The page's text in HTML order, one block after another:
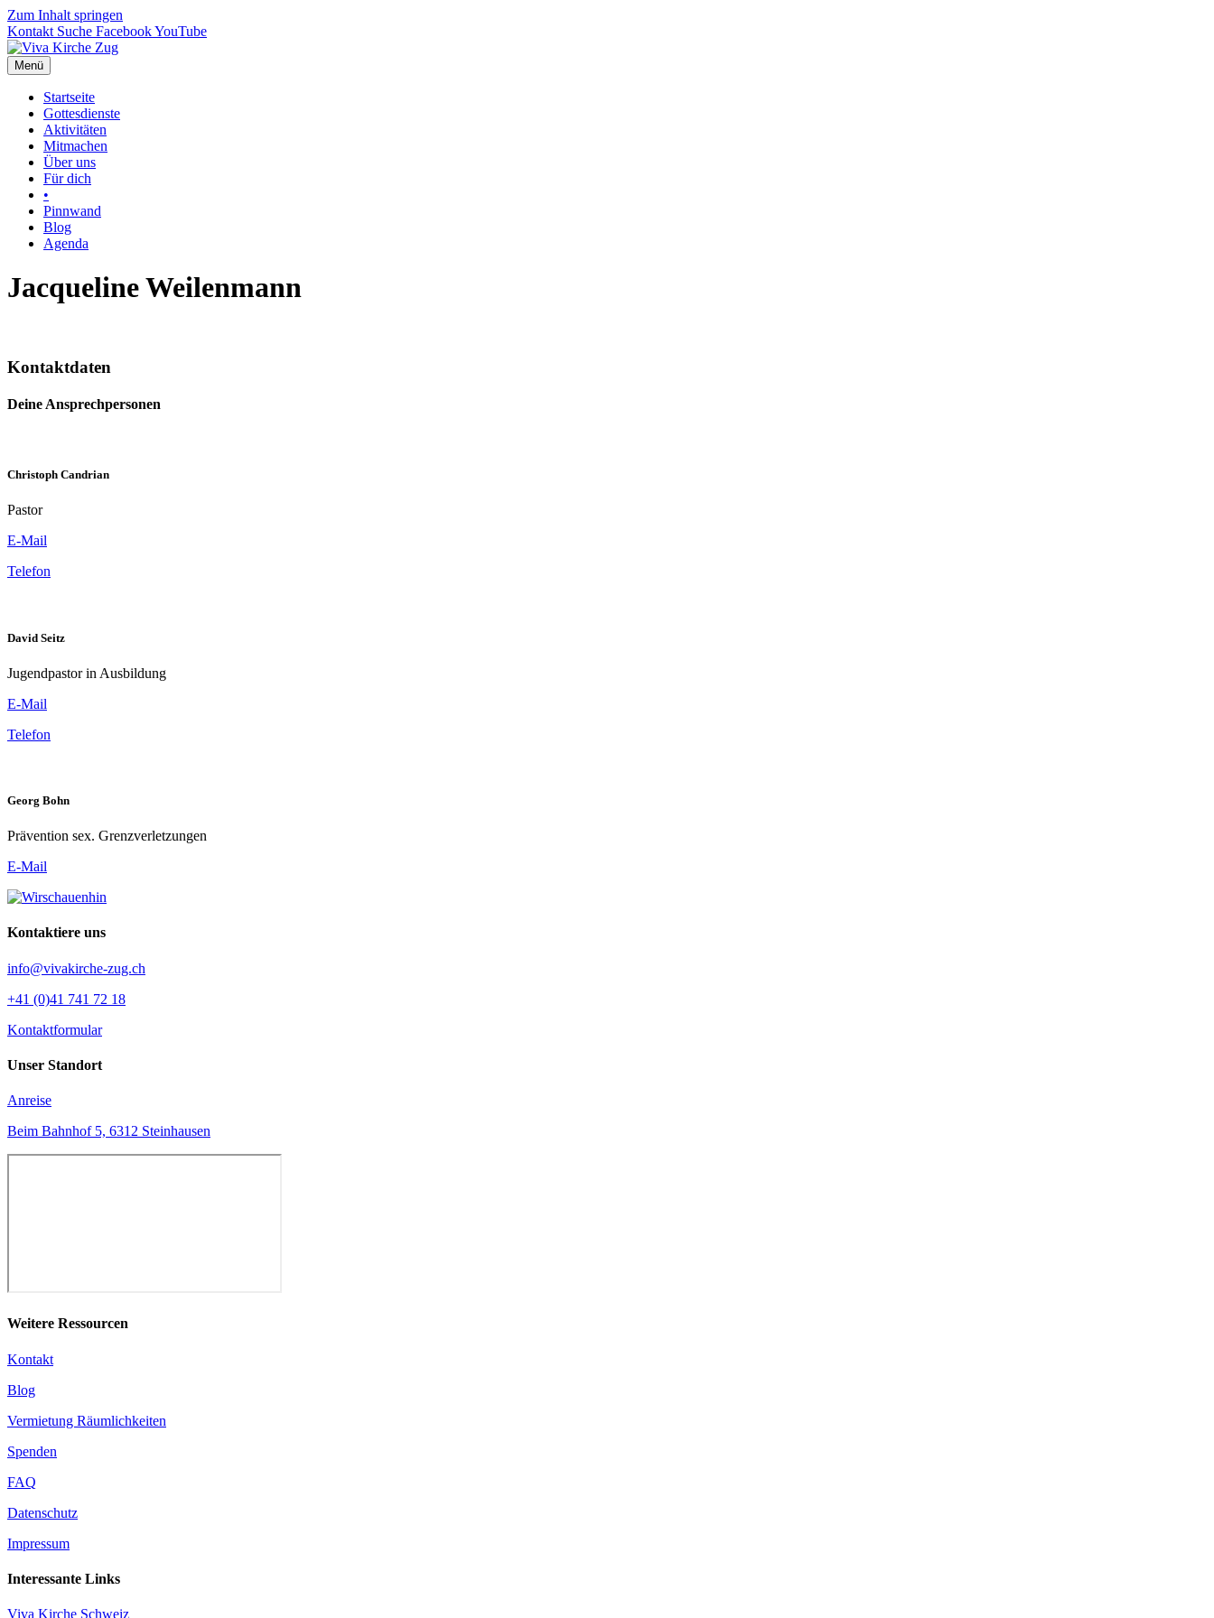
Zum Inhalt springen
Kontakt Suche FacebookYouTube
Menü
Startseite
Gottesdienste
Aktivitäten
Mitmachen
Über uns
Für dich
•
Pinnwand
Blog
Agenda
Jacqueline Weilenmann
Kontaktdaten
Deine Ansprechpersonen
Christoph Candrian
Pastor
E-Mail
Telefon
David Seitz
Jugendpastor in Ausbildung
E-Mail
Telefon
Georg Bohn
Prävention sex. Grenzverletzungen
E-Mail
Kontaktiere uns
info@vivakirche-zug.ch
+41 (0)41 741 72 18
Kontaktformular
Unser Standort
Anreise
Beim Bahnhof 5, 6312 Steinhausen
Weitere Ressourcen
Kontakt
Blog
Vermietung Räumlichkeiten
Spenden
FAQ
Datenschutz
Impressum
Interessante Links
Viva Kirche Schweiz